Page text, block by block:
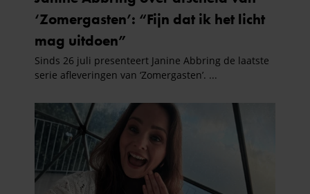
verzameld op basis van uw gebruik van hun services. U
gaat akkoord met onze cookies als u onze website blijft
gebruiken.